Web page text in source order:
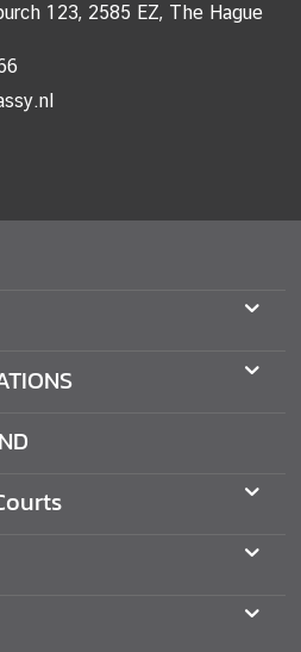
123, 2585 EZ, The Hague